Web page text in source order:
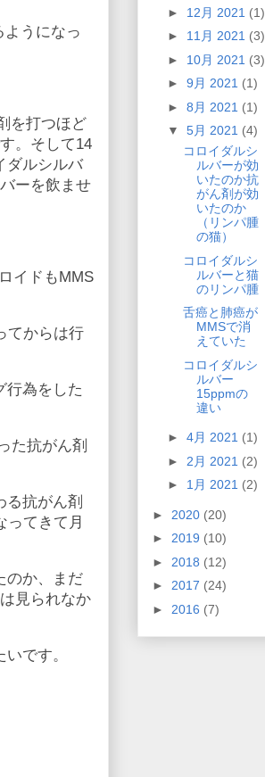
うになっ
を打つほど
。そして14
ダルシルバ
ーを飲ませ
イドもMMS
てからは行
行為をした
た抗がん剤
抗がん剤
てきて月
のか、まだ
見られなか
です。
► 12月 2021 (1)
► 11月 2021 (3)
► 10月 2021 (3)
► 9月 2021 (1)
► 8月 2021 (1)
▼ 5月 2021 (4)
コロイダルシ
ルバーが効
いたのか抗
がん剤が効
いたのか
（リンパ腫
の猫）
コロイダルシ
ルバーと猫
のリンパ腫
舌癌と肺癌が
MMSで消
えていた
コロイダルシ
ルバー
15ppmの
違い
► 4月 2021 (1)
► 2月 2021 (2)
► 1月 2021 (2)
► 2020 (20)
► 2019 (10)
► 2018 (12)
► 2017 (24)
► 2016 (7)